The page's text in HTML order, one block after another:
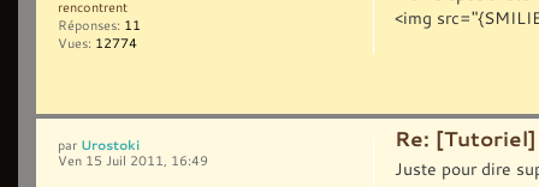
<img
rencontrent
Réponses: 11
Vues: 12774
Re:
Juste pour dire
par Urostoki
Ven 15 Juil 2011, 16:49